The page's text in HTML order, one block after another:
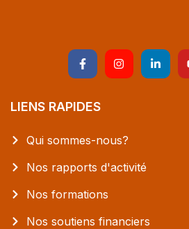
LIENS RAPIDES
Qui sommes-nous?
Nos rapports d'activité
Nos formations
Nos soutiens financiers